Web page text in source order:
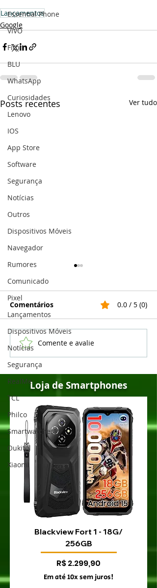
Essential Phone
VIVO
Fitbit
BLU
WhatsApp
Curiosidades
Lenovo
IOS
App Store
Software
Segurança
Notícias
Outros
Dispositivos Móveis
Navegador
Rumores
Comunicado
Pixel
Lançamentos
Dispositivos Móveis
Notícias
Segurança
RealMe
TCL
Philco
Smartwatches
Oukitel
Xiaomi
Lançamentos
Google
Posts recentes Ver tudo
Google Assistente é
capaz de identificar a
música que está
tocando
Comentários 0.0 / 5 (0)
Comente e avalie
Loja de Smartphones
Blackview Fort 1 - 18G/
256GB
Preço
R$ 2.299,90
Em até 10x sem juros!